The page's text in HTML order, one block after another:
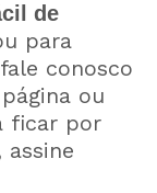
de
para
conosco
ou
ficar por